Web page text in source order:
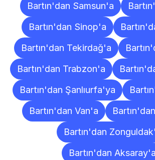
Bartın'dan Samsun'a
Bartın'dan Sinop'a
Bartın'dan Tekirdağ'a
Bartın'dan Trabzon'a
Bartın'dan Şanlıurfa'ya
Bartın'dan Van'a
Bartın'dan
Bartın'dan Aksaray'a